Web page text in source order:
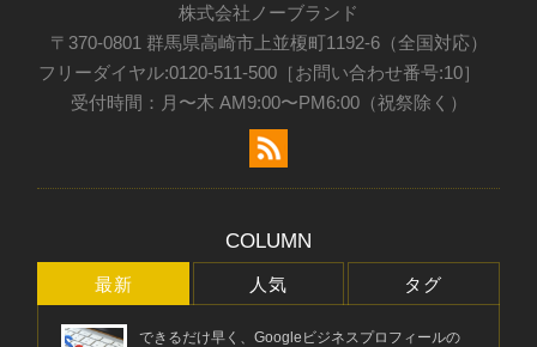
株式会社ノーブランド
〒370-0801 群馬県高崎市上並榎町1192-6（全国対応）
フリーダイヤル:0120-511-500［お問い合わせ番号:10］
受付時間：月〜木 AM9:00〜PM6:00（祝祭除く）
COLUMN
最新 人気 タグ
できるだけ早く、Googleビジネスプロフィールの